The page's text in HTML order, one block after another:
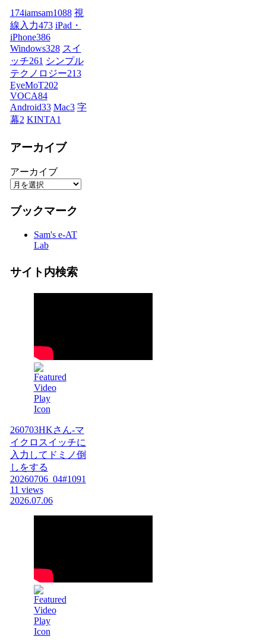
174iamsam1088 視
線入力473 iPad・
iPhone386
Windows328 スイ
ッチ261 シンプル
テクノロジー213
EyeMoT202
VOCA84
Android33 Mac3 字
幕2 KINTA1
アーカイブ
アーカイブ
ブックマーク
Sam's e-AT
Lab
サイト内検索
260703HKさん-マ
イクロスイッチに
入力してドミノ倒
しをする
20260706_04#1091
11 views
2026.07.06